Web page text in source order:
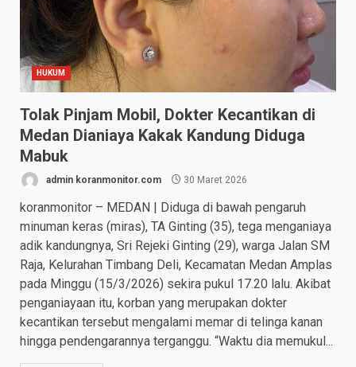
HUKUM
Tolak Pinjam Mobil, Dokter Kecantikan di
Medan Dianiaya Kakak Kandung Diduga
Mabuk
admin koranmonitor.com 30 Maret 2026
koranmonitor – MEDAN | Diduga di bawah pengaruh
minuman keras (miras), TA Ginting (35), tega menganiaya
adik kandungnya, Sri Rejeki Ginting (29), warga Jalan SM
Raja, Kelurahan Timbang Deli, Kecamatan Medan Amplas
pada Minggu (15/3/2026) sekira pukul 17.20 lalu. Akibat
penganiayaan itu, korban yang merupakan dokter
kecantikan tersebut mengalami memar di telinga kanan
hingga pendengarannya terganggu. “Waktu dia memukul...